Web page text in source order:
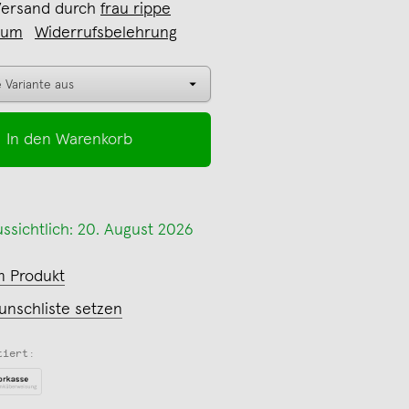
durch frau rippe
Widerrufsbelehrung
In den Warenkorb
20. August 2026
Produkt
setzen